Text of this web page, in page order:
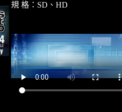
規 格：SD、HD